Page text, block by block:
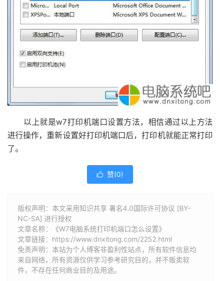
以上就是w7打印机端口设置方法，相信通过以上方法
进行操作，重新设置好打印机端口后，打印机就能正常打印
了。
 赞(0)
版权声明：本文采用知识共享 署名4.0国际许可协议 [BY-
NC-SA] 进行授权
文章名称：《W7电脑系统打印机端口怎么设置》
文章链接： https://www.dnxitong.com/2252.html
免责声明：本站为个人博客非盈利性站点，所有软件信息均
来自网络，所有资源仅供学习参考研究目的，并不贩卖软
件，不存在任何商业目的及用途。